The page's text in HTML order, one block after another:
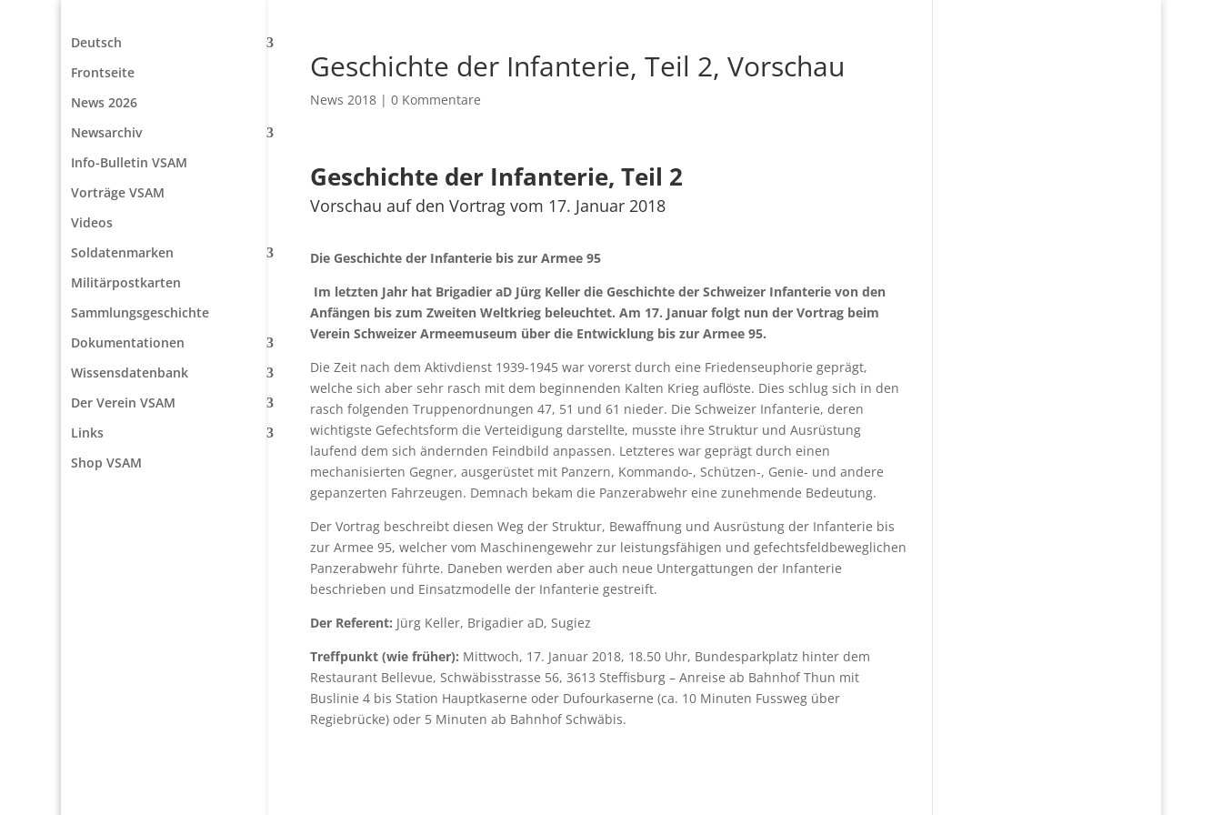
Deutsch
Frontseite
News 2026
Newsarchiv
Info-Bulletin VSAM
Vorträge VSAM
Videos
Soldatenmarken
Militärpostkarten
Sammlungsgeschichte
Dokumentationen
Wissensdatenbank
Der Verein VSAM
Links
Shop VSAM
Geschichte der Infanterie, Teil 2, Vorschau
News 2018 |0 Kommentare
Geschichte der Infanterie, Teil 2
Vorschau auf den Vortrag vom 17. Januar 2018
Die Geschichte der Infanterie bis zur Armee 95
Im letzten Jahr hat Brigadier aD Jürg Keller die Geschichte der Schweizer Infanterie von den
Anfängen bis zum Zweiten Weltkrieg beleuchtet. Am 17. Januar folgt nun der Vortrag beim
Verein Schweizer Armeemuseum über die Entwicklung bis zur Armee 95.
Die Zeit nach dem Aktivdienst 1939-1945 war vorerst durch eine Friedenseuphorie geprägt,
welche sich aber sehr rasch mit dem beginnenden Kalten Krieg auflöste. Dies schlug sich in den
rasch folgenden Truppenordnungen 47, 51 und 61 nieder. Die Schweizer Infanterie, deren
wichtigste Gefechtsform die Verteidigung darstellte, musste ihre Struktur und Ausrüstung
laufend dem sich ändernden Feindbild anpassen. Letzteres war geprägt durch einen
mechanisierten Gegner, ausgerüstet mit Panzern, Kommando-, Schützen-, Genie- und andere
gepanzerten Fahrzeugen. Demnach bekam die Panzerabwehr eine zunehmende Bedeutung.
Der Vortrag beschreibt diesen Weg der Struktur, Bewaffnung und Ausrüstung der Infanterie bis
zur Armee 95, welcher vom Maschinengewehr zur leistungsfähigen und gefechtsfeldbeweglichen
Panzerabwehr führte. Daneben werden aber auch neue Untergattungen der Infanterie
beschrieben und Einsatzmodelle der Infanterie gestreift.
Der Referent: Jürg Keller, Brigadier aD, Sugiez
Treffpunkt (wie früher): Mittwoch, 17. Januar 2018, 18.50 Uhr, Bundesparkplatz hinter dem
Restaurant Bellevue, Schwäbisstrasse 56, 3613 Steffisburg – Anreise ab Bahnhof Thun mit
Buslinie 4 bis Station Hauptkaserne oder Dufourkaserne (ca. 10 Minuten Fussweg über
Regiebrücke) oder 5 Minuten ab Bahnhof Schwäbis.